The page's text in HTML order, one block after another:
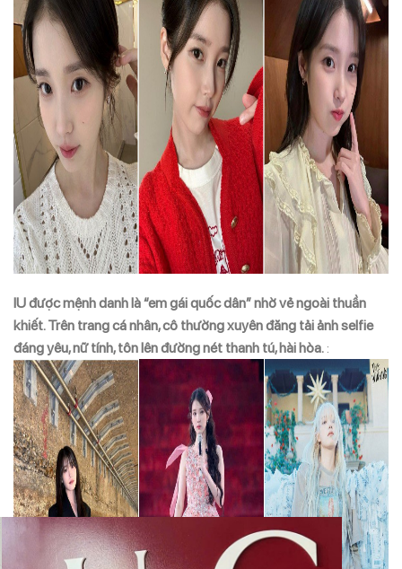
IU được mệnh danh là “em gái quốc dân” nhờ vẻ ngoài thuần
khiết. Trên trang cá nhân, cô thường xuyên đăng tải ảnh selfie
đáng yêu, nữ tính, tôn lên đường nét thanh tú, hài hòa. :